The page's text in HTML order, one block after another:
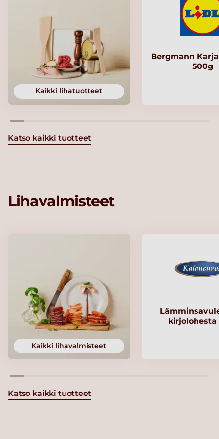
Kaikki lihatuotteet
Bergmann
500g
Katso kaikki tuotteet
Lihavalmisteet
Kaikki lihavalmisteet
kirjolohesta
Katso kaikki tuotteet